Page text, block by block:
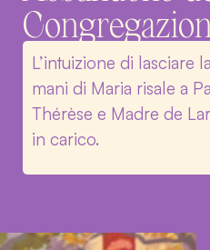
L’intuizione di lasciare
mani di Maria risale a
Thérèse e Madre de
in carico.